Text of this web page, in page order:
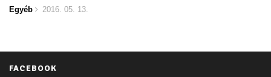
Egyéb 2016. 05. 13.
FACEBOOK